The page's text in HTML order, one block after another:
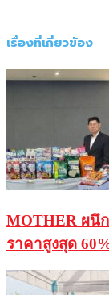
เรื่องที่เกี่ยวข้อง
MOTHER ผนึ
ราคาสูงสุด